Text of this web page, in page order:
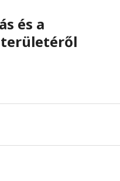
és a
területéről